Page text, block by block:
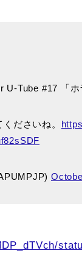
U-Tube #17 「
ださいね。